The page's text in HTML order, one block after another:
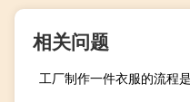
相关问题
工厂制作一件衣服的流程